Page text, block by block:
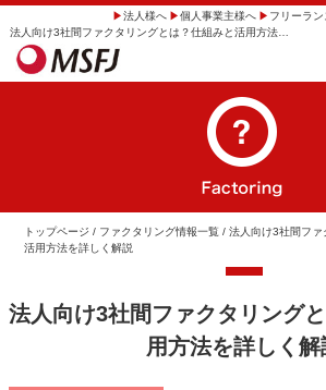
法人向け3社間ファクタリングとは？仕組みと活用方法を詳しく解説 | 【即日振込】事業者向けファクタリングならMSFJ株式会社
法人様へ 個人事業主様へ フリーラ
トップページ / ファクタリング情報一覧 / 法人向け3社間ファ
活用方法を詳しく解説
法人向け3社間ファクタリング
用方法を詳しく解